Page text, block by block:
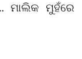
ମାଲିକ ମୁହଁରେ